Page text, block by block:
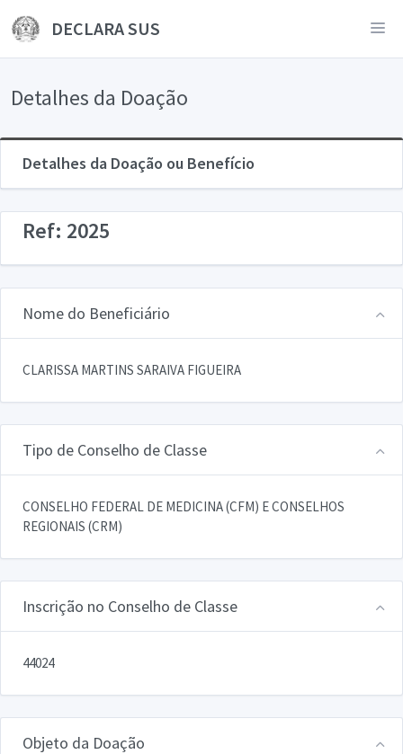
DECLARA SUS
Detalhes da Doação
Detalhes da Doação ou Benefício
Ref: 2025
Nome do Beneficiário
CLARISSA MARTINS SARAIVA FIGUEIRA
Tipo de Conselho de Classe
CONSELHO FEDERAL DE MEDICINA (CFM) E CONSELHOS
REGIONAIS (CRM)
Inscrição no Conselho de Classe
44024
Objeto da Doação